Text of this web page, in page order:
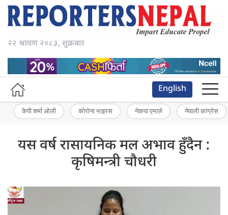
२२ श्रावण २०८३, शुक्रबार
English
केपी शर्मा ओली कोरोना भाइरस नेकपा एमाले नेपाली कांग्रेस
यस वर्ष रासायनिक मल अभाव हुँदैन :
कृषिमन्त्री चौधरी